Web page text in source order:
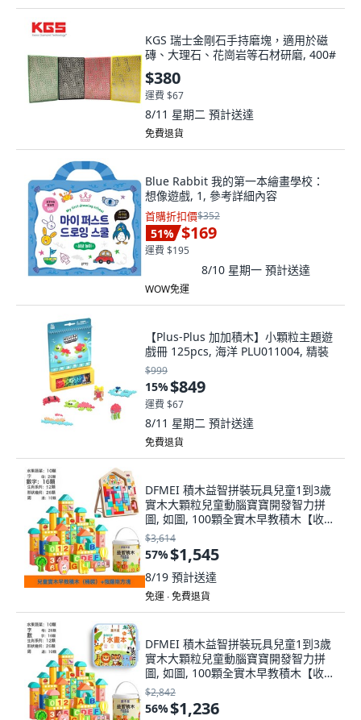
KGS 瑞士金剛石手持磨塊，適用於磁
磚、大理石、花崗岩等石材研磨, 400#
$380
運費 $67
8/11 星期二 預計送達
免費退貨
Blue Rabbit 我的第一本繪畫學校：
想像遊戲, 1, 參考詳細內容
首購折扣價$352
51% $169
運費 $195
8/10 星期一 預計送達
WOW免運
【Plus-Plus 加加積木】小顆粒主題遊
戲冊 125pcs, 海洋 PLU011004, 精裝
$999
15%$849
運費 $67
8/11 星期二 預計送達
免費退貨
DFMEI 積木益智拼裝玩具兒童1到3歲
實木大顆粒兒童動腦寶寶開發智力拼
圖, 如圖, 100顆全實木早教積木【收納
袋+形狀配對收納桶】+俄羅斯塊積
$3,614
57%$1,545
8/19 預計送達
免運 ∙ 免費退貨
DFMEI 積木益智拼裝玩具兒童1到3歲
實木大顆粒兒童動腦寶寶開發智力拼
圖, 如圖, 100顆全實木早教積木【收納
袋+形狀配對收納桶】+動物世界水
$2,842
56%$1,236